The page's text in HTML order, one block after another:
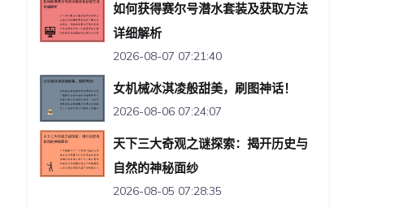
如何获得赛尔号潜水套装及获取方法
详细解析
2026-08-07 07:21:40
女机械冰淇凌般甜美，刷图神话！
2026-08-06 07:24:07
天下三大奇观之谜探索：揭开历史与
自然的神秘面纱
2026-08-05 07:28:35